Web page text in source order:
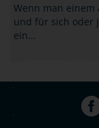
Wenn man einem
und für sich oder
ein…